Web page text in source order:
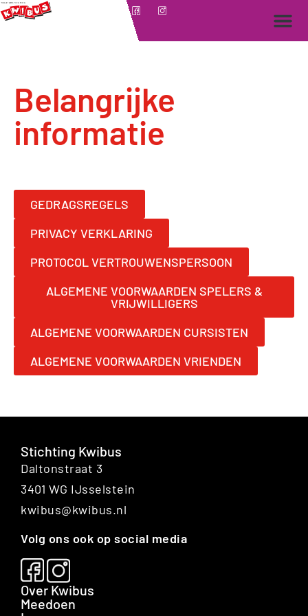
Belangrijke
informatie
GEDRAGSREGELS
PRIVACY VERKLARING
PROTOCOL VERTROUWENSPERSOON
ALGEMENE VOORWAARDEN SPELERS &
VRIJWILLIGERS
ALGEMENE VOORWAARDEN CURSISTEN
ALGEMENE VOORWAARDEN VRIENDEN
Stichting Kwibus
Daltonstraat 3
3401 WG IJsselstein
kwibus@kwibus.nl
Volg ons ook op social media
Over Kwibus
Meedoen